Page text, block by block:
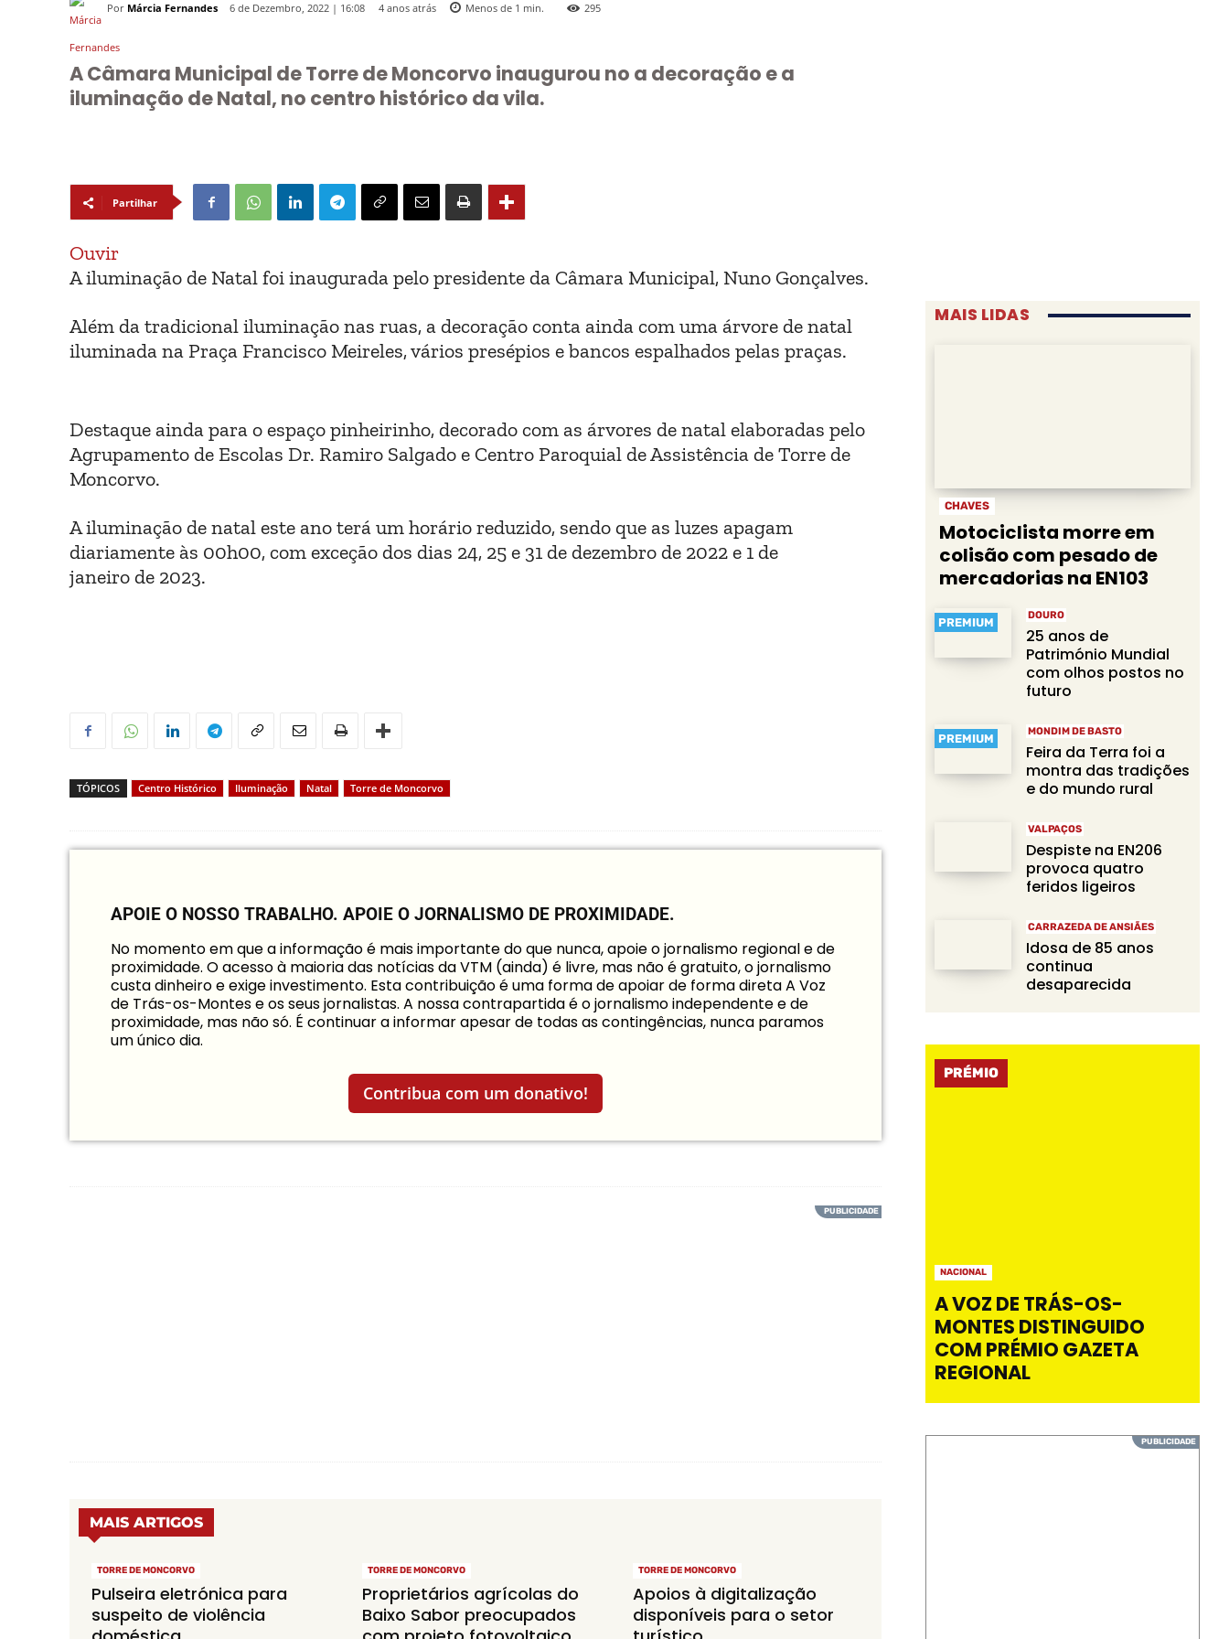
Por Márcia Fernandes 6 de Dezembro, 2022 | 16:08 4 anos atrás Menos de 1 min. 295
A Câmara Municipal de Torre de Moncorvo inaugurou no a decoração e a
iluminação de Natal, no centro histórico da vila.
Partilhar
Ouvir
A iluminação de Natal foi inaugurada pelo presidente da Câmara Municipal, Nuno Gonçalves.
Além da tradicional iluminação nas ruas, a decoração conta ainda com uma árvore de natal
iluminada na Praça Francisco Meireles, vários presépios e bancos espalhados pelas praças.
Destaque ainda para o espaço pinheirinho, decorado com as árvores de natal elaboradas pelo
Agrupamento de Escolas Dr. Ramiro Salgado e Centro Paroquial de Assistência de Torre de
Moncorvo.
A iluminação de natal este ano terá um horário reduzido, sendo que as luzes apagam
diariamente às 00h00, com exceção dos dias 24, 25 e 31 de dezembro de 2022 e 1 de
janeiro de 2023.
TÓPICOS Centro Histórico Iluminação Natal Torre de Moncorvo
APOIE O NOSSO TRABALHO. APOIE O JORNALISMO DE PROXIMIDADE.
No momento em que a informação é mais importante do que nunca, apoie o jornalismo regional e de
proximidade. O acesso à maioria das notícias da VTM (ainda) é livre, mas não é gratuito, o jornalismo
custa dinheiro e exige investimento. Esta contribuição é uma forma de apoiar de forma direta A Voz
de Trás-os-Montes e os seus jornalistas. A nossa contrapartida é o jornalismo independente e de
proximidade, mas não só. É continuar a informar apesar de todas as contingências, nunca paramos
um único dia.
Contribua com um donativo!
MAIS ARTIGOS
TORRE DE MONCORVO
Pulseira eletrónica para
suspeito de violência
TORRE DE MONCORVO
Proprietários agrícolas do
Baixo Sabor preocupados
TORRE DE MONCORVO
Apoios à digitalização
disponíveis para o setor
MAIS LIDAS
CHAVES
Motociclista morre em
colisão com pesado de
mercadorias na EN103
PREMIUM
DOURO
25 anos de
Património Mundial
com olhos postos no
futuro
PREMIUM
MONDIM DE BASTO
Feira da Terra foi a
montra das tradições
e do mundo rural
VALPAÇOS
Despiste na EN206
provoca quatro
feridos ligeiros
CARRAZEDA DE ANSIÃES
Idosa de 85 anos
continua
desaparecida
PRÉMIO
NACIONAL
A VOZ DE TRÁS-OS-
MONTES DISTINGUIDO
COM PRÉMIO GAZETA
REGIONAL